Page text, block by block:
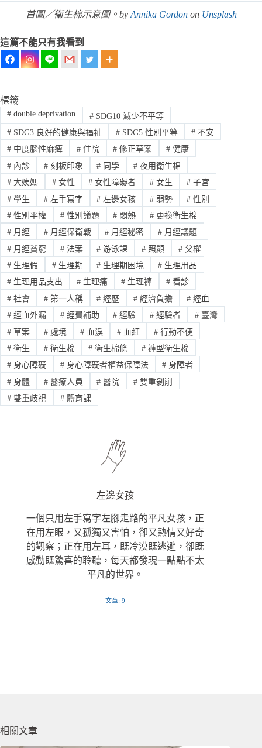
首圖／衛生棉示意圖。byAnnika GordononUnsplash
這篇不能只有我看到
標籤
#double deprivation #SDG10 減少不平等
#SDG3 良好的健康與福祉 #SDG5 性別平等 # 不安
#中度腦性麻痺 #住院 # 修正草案 # 健康
#內診 #刻板印象 # 同學 # 夜用衛生棉
#大姨媽 #女性 # 女性障礙者 # 女生 # 子宮
#學生 #左手寫字 # 左邊女孩 # 弱勢 # 性別
#性別平權 #性別議題 # 悶熱 # 更換衛生棉
#月經 #月經保衛戰 # 月經秘密 # 月經議題
#月經貧窮 #法案 # 游泳課 # 照顧 # 父權
#生理假 #生理期 # 生理期困境 # 生理用品
#生理用品支出 #生理痛 # 生理褲 # 看診
#社會 #第一人稱 # 經歷 # 經濟負擔 # 經血
#經血外漏 #經費補助 # 經驗 # 經驗者 # 臺灣
#草案 #處境 # 血淚 # 血紅 # 行動不便
#衛生 #衛生棉 # 衛生棉條 # 褲型衛生棉
#身心障礙 #身心障礙者權益保障法 # 身障者
#身體 #醫療人員 # 醫院 # 雙重剝削
#雙重歧視 #體育課
左邊女孩
一個只用左手寫字左腳走路的平凡女孩，正
在用左眼，又孤獨又害怕，卻又熱情又好奇
的觀察；正在用左耳，既冷漠既逃避，卻既
感動既驚喜的聆聽，每天都發現一點點不太
平凡的世界。
文章: 9
相關文章